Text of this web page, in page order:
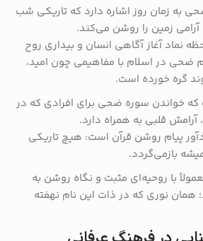
به زمان روز اشاره دارد که تاریکی شب
آرامی زمین را روشن می‌کند.
نماد آغاز آگاهی انسان و بیداری روح
ضحی در اسلام با مفاهیمی چون امید،
گره خورده است.
که خواندن سوره ضحی برای افرادی که در
آرامش قلبی به همراه دارد.
پیام روشن قرآن است: هیچ تاریکی
بازمی‌گردد.
با روحیه‌ای مثبت و نگاه روشن به
همان نوری که در ذات این نام نهفته